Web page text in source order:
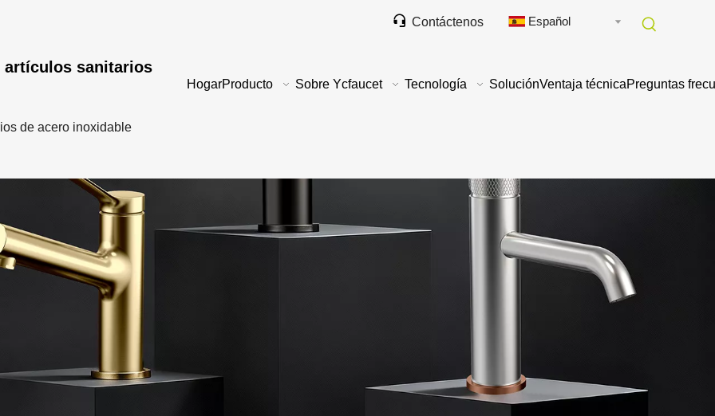
 Contáctenos Español
artículos sanitarios
de acero inoxidable
HogarProducto Sobre Ycfaucet Tecnología SoluciónVentaja técnicaPreguntas